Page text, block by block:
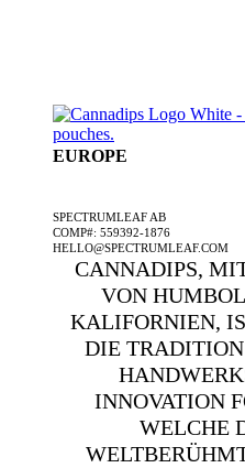
EUROPE
SPECTRUMLEAF AB
COMP#: 559392-1876
HELLO@SPECTRUMLEAF.COM
CANNADIPS,
VON
KALIFORNIEN,
DIE
INNOVATION
WELCHE